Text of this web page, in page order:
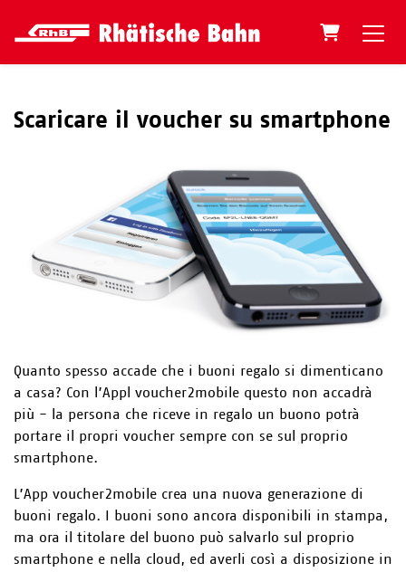
Carrello
Scaricare il voucher su smartphone
Quanto spesso accade che i buoni regalo si dimenticano
a casa? Con l’Appl voucher2mobile questo non accadrà
più - la persona che riceve in regalo un buono potrà
portare il propri voucher sempre con se sul proprio
smartphone.
L’App voucher2mobile crea una nuova generazione di
buoni regalo. I buoni sono ancora disponibili in stampa,
ma ora il titolare del buono può salvarlo sul proprio
smartphone e nella cloud, ed averli così a disposizione in